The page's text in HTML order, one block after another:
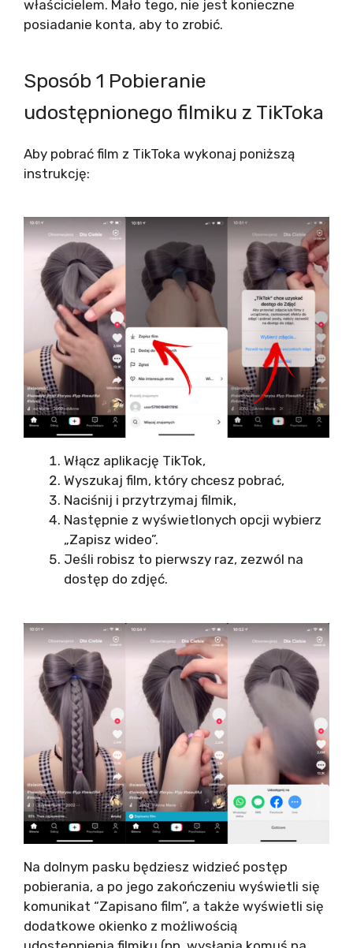
właścicielem. Mało tego, nie jest konieczne
posiadanie konta, aby to zrobić.
Sposób 1 Pobieranie
udostępnionego filmiku z TikToka
Aby pobrać film z TikToka wykonaj poniższą
instrukcję:
Włącz aplikację TikTok,
Wyszukaj film, który chcesz pobrać,
Naciśnij i przytrzymaj filmik,
Następnie z wyświetlonych opcji wybierz
„Zapisz wideo”.
Jeśli robisz to pierwszy raz, zezwól na
dostęp do zdjęć.
Na dolnym pasku będziesz widzieć postęp
pobierania, a po jego zakończeniu wyświetli się
komunikat “Zapisano film”, a także wyświetli się
dodatkowe okienko z możliwością